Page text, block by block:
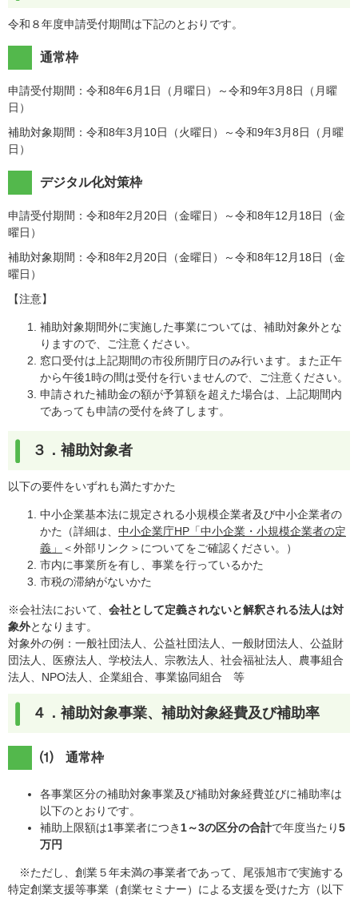
令和８年度申請受付期間は下記のとおりです。
通常枠
申請受付期間：令和8年6月1日（月曜日）～令和9年3月8日（月曜
日）
補助対象期間：令和8年3月10日（火曜日）～令和9年3月8日（月曜
日）
デジタル化対策枠
申請受付期間：令和8年2月20日（金曜日）～令和8年12月18日（金
曜日）
補助対象期間：令和8年2月20日（金曜日）～令和8年12月18日（金
曜日）
【注意】
補助対象期間外に実施した事業については、補助対象外とな
りますので、ご注意ください。
窓口受付は上記期間の市役所開庁日のみ行います。また正午
から午後1時の間は受付を行いませんので、ご注意ください。
申請された補助金の額が予算額を超えた場合は、上記期間内
であっても申請の受付を終了します。
３．補助対象者
以下の要件をいずれも満たすかた
中小企業基本法に規定される小規模企業者及び中小企業者の
かた（詳細は、 中小企業庁HP「中小企業・小規模企業者の定
義」
＜外部リンク＞ についてをご確認ください。）
市内に事業所を有し、事業を行っているかた
市税の滞納がないかた
※会社法において、 会社として定義されないと解釈される法人は対
象外となります。
対象外の例：一般社団法人、公益社団法人、一般財団法人、公益財
団法人、医療法人、学校法人、宗教法人、社会福祉法人、農事組合
法人、NPO法人、企業組合、事業協同組合 等​
４．補助対象事業、補助対象経費及び補助率
⑴ 通常枠
各事業区分の補助対象事業及び補助対象経費並びに補助率は
以下のとおりです。
補助上限額は1事業者につき 1～3の区分の合計で年度当たり5
万円
※ただし、創業５年未満の事業者であって、尾張旭市で実施する
特定創業支援等事業（創業セミナー）による支援を受けた方（以下